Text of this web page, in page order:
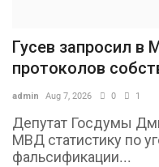
Гусев запросил
протоколов
admin Aug 7, 2026 0 1
Депутат Госдумы
МВД статистику по
фальсификации...